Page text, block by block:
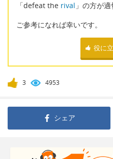
「defeat the rival 」の方が適
ご参考になれば幸いです。
役に
3 4953
シェア